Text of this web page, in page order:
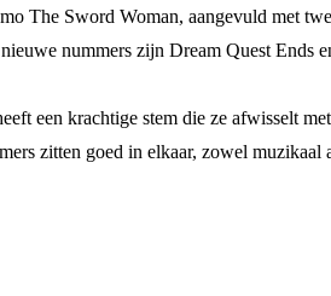
The Sword Woman, aangevuld met
nummers zijn Dream Quest
een krachtige stem die ze afwisselt
zitten goed in elkaar, zowel